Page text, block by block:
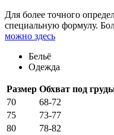
Для более точного
специальную формулу.
можно здесь
Бельё
Одежда
Размер Обхват под
70
68-72
75
73-77
80
78-82